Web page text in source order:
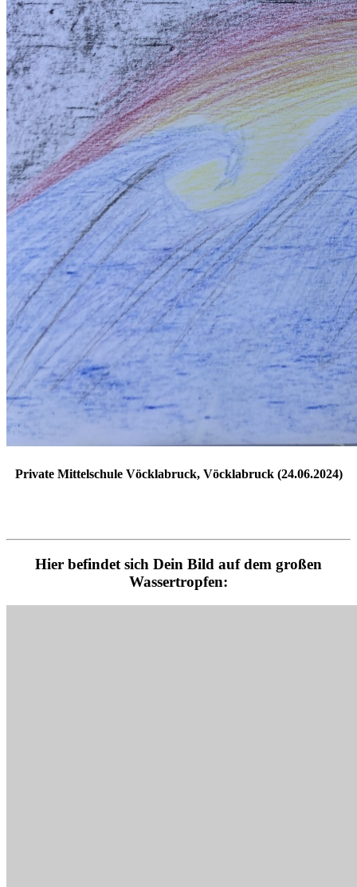
Private Mittelschule Vöcklabruck, Vöcklabruck (24.06.2024)
Hier befindet sich Dein Bild auf dem großen
Wassertropfen: